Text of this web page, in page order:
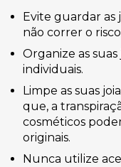
Evite guardar as
não correr o
Organize as
individuais.
Limpe as suas
que, a
cosméticos
originais.
Nunca utilize